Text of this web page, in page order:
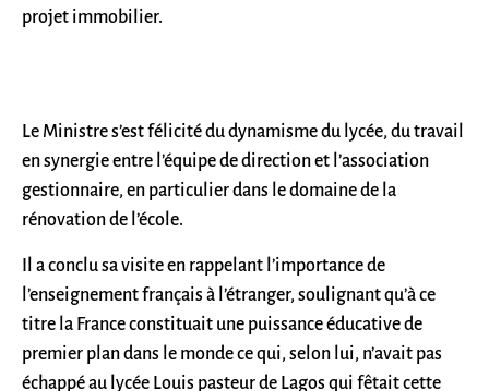
projet immobilier.
Le Ministre s’est félicité du dynamisme du lycée, du travail
en synergie entre l’équipe de direction et l’association
gestionnaire, en particulier dans le domaine de la
rénovation de l’école.
Il a conclu sa visite en rappelant l’importance de
l’enseignement français à l’étranger, soulignant qu’à ce
titre la France constituait une puissance éducative de
premier plan dans le monde ce qui, selon lui, n’avait pas
échappé au lycée Louis pasteur de Lagos qui fêtait cette